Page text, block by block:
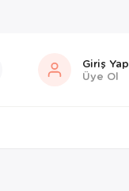
Giriş Yap
Üye Ol